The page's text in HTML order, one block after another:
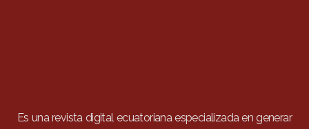
Es una revista digital ecuatoriana especializada en generar